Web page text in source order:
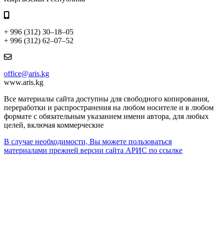
+ 996 (312) 30–18–05
+ 996 (312) 62–07–52
office@aris.kg
www.aris.kg
Все материалы сайта доступны для свободного копирования,
переработки и распространения на любом носителе и в любом
формате с обязательным указанием имени автора, для любых
целей, включая коммерческие
В случае необходимости, Вы можете пользоваться
материалами прежней версии сайта АРИС по ссылке